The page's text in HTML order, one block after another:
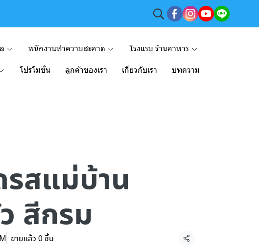
พนักงานทำความสะอาด โรงแรม ร้านอาหาร
โปรโมชั่น ลูกค้าของเรา เกี่ยวกับเรา บทความ
รสแม่บ้าน
สีกรม
M ขายแล้ว 0 ชิ้น แชร์